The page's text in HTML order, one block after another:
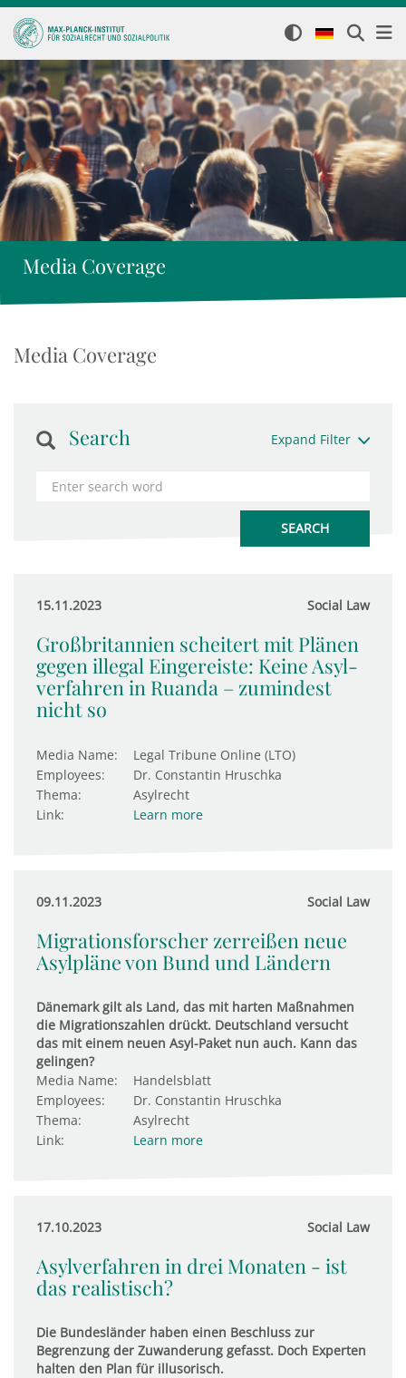
Media Coverage
Media Coverage
Search Expand Filter
15.11.2023 Social Law
Großbritannien scheitert mit Plänen
gegen illegal Eingereiste: Keine Asyl­
ver­fahren in Ruanda – zumin­dest
nicht so
Media Name:
Legal Tribune Online (LTO)
Employees:
Dr. Constantin Hruschka
Thema:
Asylrecht
Link:
Learn more
09.11.2023 Social Law
Migrationsforscher zerreißen neue
Asylpläne von Bund und Ländern
Dänemark gilt als Land, das mit harten Maßnahmen
die Migrationszahlen drückt. Deutschland versucht
das mit einem neuen Asyl-Paket nun auch. Kann das
gelingen?
Media Name:
Handelsblatt
Employees:
Dr. Constantin Hruschka
Thema:
Asylrecht
Link:
Learn more
17.10.2023 Social Law
Asylverfahren in drei Monaten - ist
das realistisch?
Die Bundesländer haben einen Beschluss zur
Begrenzung der Zuwanderung gefasst. Doch Experten
halten den Plan für illusorisch.